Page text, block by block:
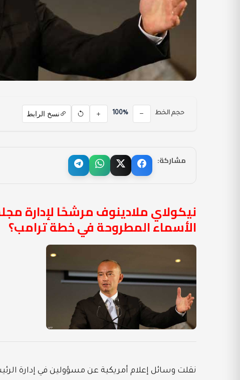
حجم الخط 100% نسخ الرابط
مشاركة:
نيكولاي ملادينوف مرشحًا لإدارة
الأسماء المطروحة في خطة ترامب؟
نقلت وسائل إعلام أمريكية عن مسؤولين في إدارة